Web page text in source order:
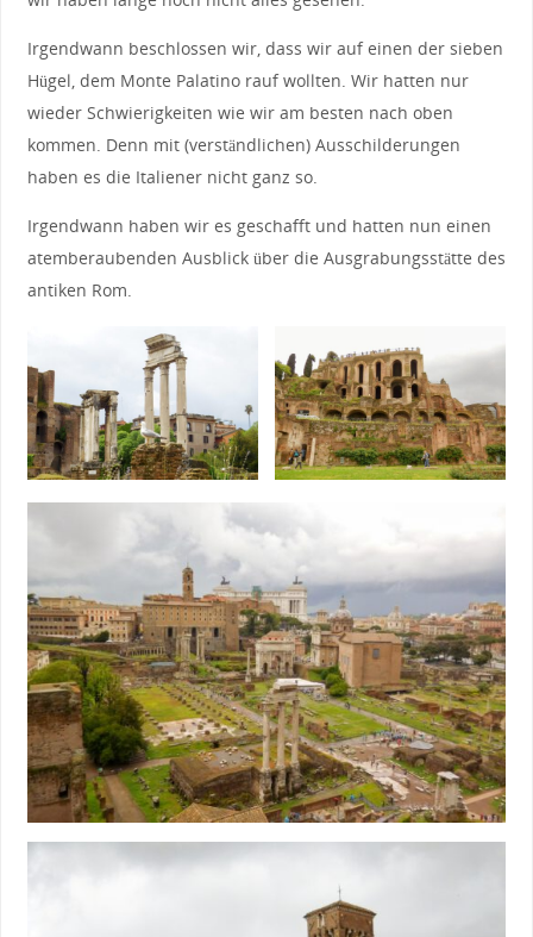
Irgendwann beschlossen wir, dass wir auf einen der sieben
Hügel, dem Monte Palatino rauf wollten. Wir hatten nur
wieder Schwierigkeiten wie wir am besten nach oben
kommen. Denn mit (verständlichen) Ausschilderungen
haben es die Italiener nicht ganz so.
Irgendwann haben wir es geschafft und hatten nun einen
atemberaubenden Ausblick über die Ausgrabungsstätte des
antiken Rom.